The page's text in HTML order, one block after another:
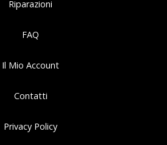
Riparazioni
FAQ
Il Mio Account
Contatti
Privacy Policy